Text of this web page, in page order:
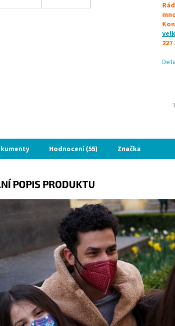
227
Hodnocení (55) Značka
POPIS PRODUKTU